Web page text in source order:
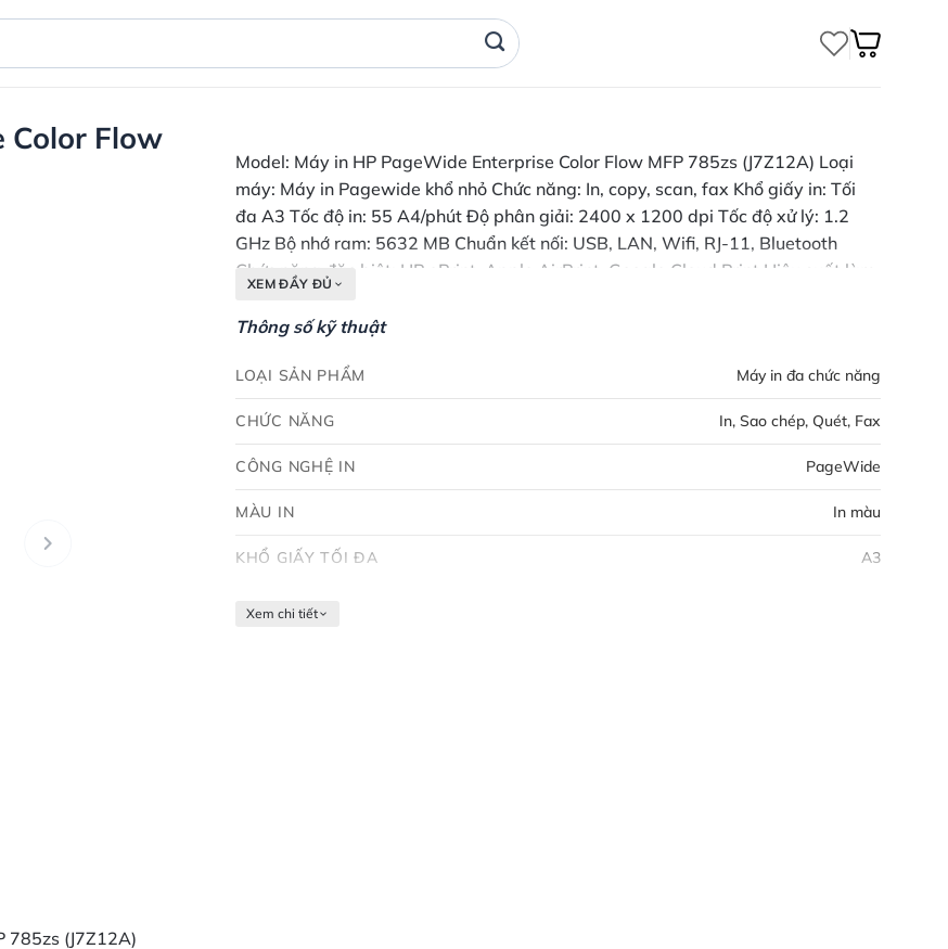
Color Flow
Model: Máy in HP PageWide Enterprise Color Flow MFP 785zs (J7Z12A) Loại
máy: Máy in Pagewide khổ nhỏ Chức năng: In, copy, scan, fax Khổ giấy in: Tối
đa A3 Tốc độ in: 55 A4/phút Độ phân giải: 2400 x 1200 dpi Tốc độ xử lý: 1.2
GHz Bộ nhớ ram: 5632 MB Chuẩn kết nối: USB, LAN, Wifi, RJ-11, Bluetooth
Chức năng đặc biệt: HP ePrint, Apple AirPrint, Google Cloud Print Hiệu suất làm
652 x 1222 mm Trọng lượng: 119.7 kg Bảo hành: Chính hãng 1 năm Giao hàng:
XEM ĐẦY ĐỦ
Thông số kỹ thuật
LOẠI SẢN PHẨM Máy in đa chức năng
CHỨC NĂNG In, Sao chép, Quét, Fax
CÔNG NGHỆ IN PageWide
MÀU IN In màu
KHỔ GIẤY TỐI ĐA A3
Xem chi tiết
785zs (J7Z12A)